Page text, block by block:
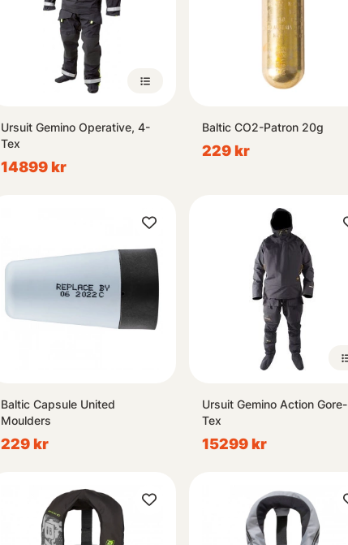
Ursuit Gemino Operative, 4-
Tex
14899 kr
Baltic CO2-Patron 20g
229 kr
Baltic Capsule United
Moulders
229 kr
Ursuit Gemino Action Gore-
Tex
15299 kr